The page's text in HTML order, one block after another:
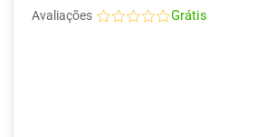
Avaliações Grátis